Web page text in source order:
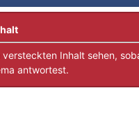
versteckten Inhalt sehen,
antwortest.